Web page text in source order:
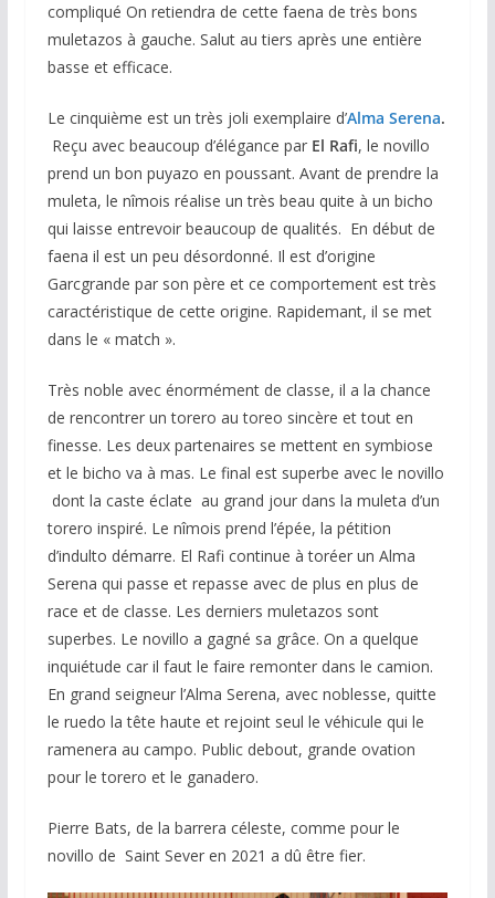
compliqué On retiendra de cette faena de très bons
muletazos à gauche. Salut au tiers après une entière
basse et efficace.
Le cinquième est un très joli exemplaire d’Alma Serena.
Reçu avec beaucoup d’élégance par El Rafi, le novillo
prend un bon puyazo en poussant. Avant de prendre la
muleta, le nîmois réalise un très beau quite à un bicho
qui laisse entrevoir beaucoup de qualités. En début de
faena il est un peu désordonné. Il est d’origine
Garcgrande par son père et ce comportement est très
caractéristique de cette origine. Rapidemant, il se met
dans le « match ».
Très noble avec énormément de classe, il a la chance
de rencontrer un torero au toreo sincère et tout en
finesse. Les deux partenaires se mettent en symbiose
et le bicho va à mas. Le final est superbe avec le novillo
dont la caste éclate au grand jour dans la muleta d’un
torero inspiré. Le nîmois prend l’épée, la pétition
d’indulto démarre. El Rafi continue à toréer un Alma
Serena qui passe et repasse avec de plus en plus de
race et de classe. Les derniers muletazos sont
superbes. Le novillo a gagné sa grâce. On a quelque
inquiétude car il faut le faire remonter dans le camion.
En grand seigneur l’Alma Serena, avec noblesse, quitte
le ruedo la tête haute et rejoint seul le véhicule qui le
ramenera au campo. Public debout, grande ovation
pour le torero et le ganadero.
Pierre Bats, de la barrera céleste, comme pour le
novillo de Saint Sever en 2021 a dû être fier.